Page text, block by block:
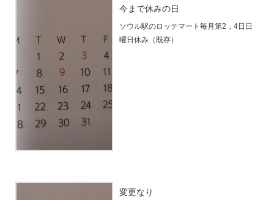
今まで休みの日
ソウル駅のロッテマート毎月第2，4日日
曜日休み（既存）
変更なり